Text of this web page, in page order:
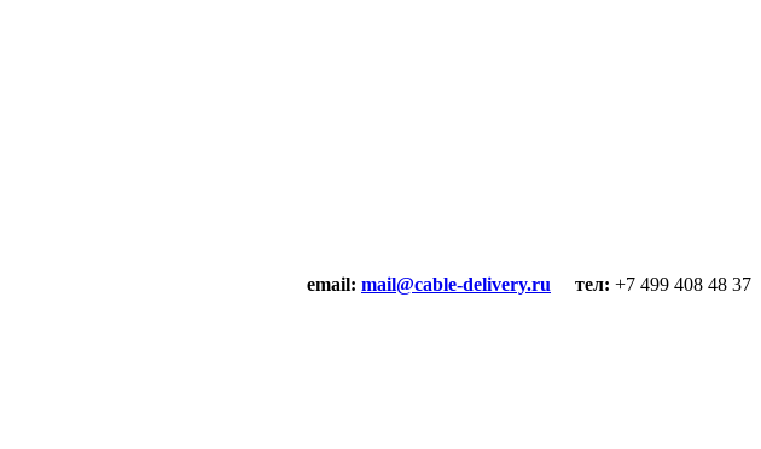
email: mail@cable-delivery.ru тел: +7 499 408 48 37